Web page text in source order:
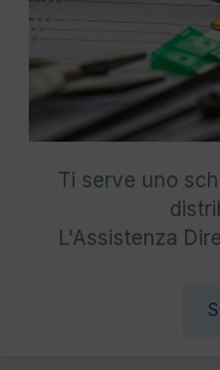
Ti serve uno
L'Assistenza